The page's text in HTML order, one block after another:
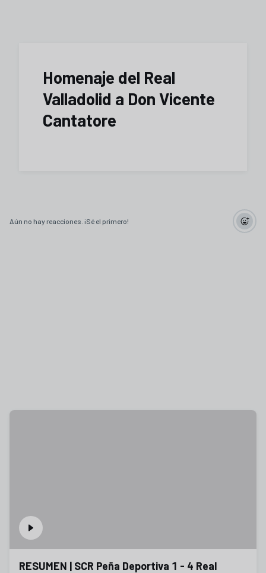
Homenaje del Real
Valladolid a Don Vicente
Cantatore
Aún no hay reacciones. ¡Sé el primero!
RESUMEN | SCR Peña Deportiva 1 - 4 Real